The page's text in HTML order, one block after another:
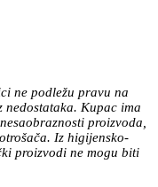
ne podležu pravu na
Kupac ima
proizvoda,
Iz higijensko-
proizvodi ne mogu biti